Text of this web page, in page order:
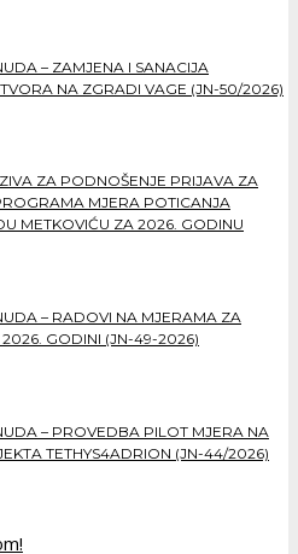
– ZAMJENA I SANACIJA
NA ZGRADI VAGE (JN-50/2026)
ZA PODNOŠENJE PRIJAVA ZA
MJERA POTICANJA
METKOVIĆU ZA 2026. GODINU
– RADOVI NA MJERAMA ZA
2026. GODINI (JN-49-2026)
– PROVEDBA PILOT MJERA NA
TETHYS4ADRION (JN-44/2026)